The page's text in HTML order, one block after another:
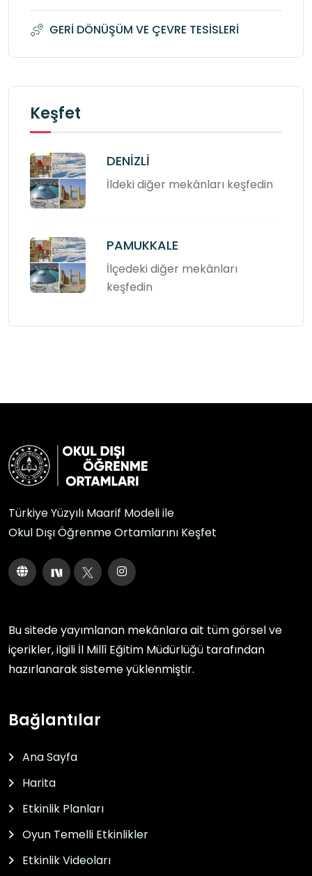
GERİ DÖNÜŞÜM VE ÇEVRE TESİSLERİ
Keşfet
DENİZLİ
İldeki diğer mekânları keşfedin
PAMUKKALE
İlçedeki diğer mekânları
keşfedin
Türkiye Yüzyılı Maarif Modeli ile
Okul Dışı Öğrenme Ortamlarını Keşfet
Bu sitede yayımlanan mekânlara ait tüm görsel ve
içerikler, ilgili İl Millî Eğitim Müdürlüğü tarafından
hazırlanarak sisteme yüklenmiştir.
Bağlantılar
Ana Sayfa
Harita
Etkinlik Planları
Oyun Temelli Etkinlikler
Etkinlik Videoları